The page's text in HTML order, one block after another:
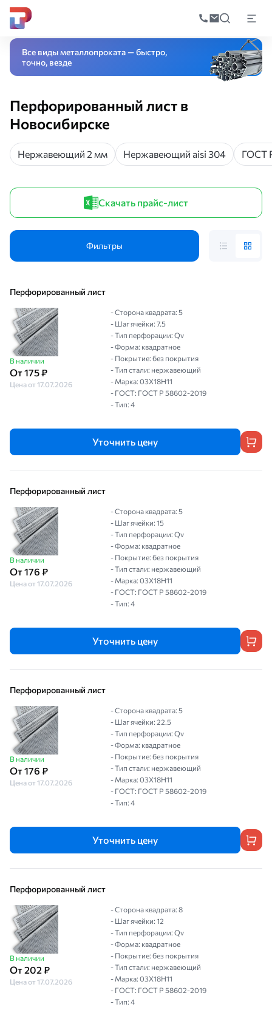
по
Главная Перфорированный лист
Все виды металлопроката — быстро,
точно, везде
Перфорированный лист в
Новосибирске
Нержавеющий 2 мм Нержавеющий aisi 304 ГОСТ
Скачать прайс-лист
Фильтры
Перфорированный лист
В наличии
От 175 ₽
Цена от 17.07.2026
- Сторона квадрата: 5
- Шаг ячейки: 7.5
- Тип перфорации: Qv
- Форма: квадратное
- Покрытие: без покрытия
- Тип стали: нержавеющий
- Марка: 03Х18Н11
- ГОСТ: ГОСТ Р 58602-2019
- Тип: 4
Уточнить цену
Перфорированный лист
В наличии
От 176 ₽
Цена от 17.07.2026
- Сторона квадрата: 5
- Шаг ячейки: 15
- Тип перфорации: Qv
- Форма: квадратное
- Покрытие: без покрытия
- Тип стали: нержавеющий
- Марка: 03Х18Н11
- ГОСТ: ГОСТ Р 58602-2019
- Тип: 4
Уточнить цену
Перфорированный лист
В наличии
От 176 ₽
Цена от 17.07.2026
- Сторона квадрата: 5
- Шаг ячейки: 22.5
- Тип перфорации: Qv
- Форма: квадратное
- Покрытие: без покрытия
- Тип стали: нержавеющий
- Марка: 03Х18Н11
- ГОСТ: ГОСТ Р 58602-2019
- Тип: 4
Уточнить цену
Перфорированный лист
В наличии
От 202 ₽
Цена от 17.07.2026
- Сторона квадрата: 8
- Шаг ячейки: 12
- Тип перфорации: Qv
- Форма: квадратное
- Покрытие: без покрытия
- Тип стали: нержавеющий
- Марка: 03Х18Н11
- ГОСТ: ГОСТ Р 58602-2019
- Тип: 4